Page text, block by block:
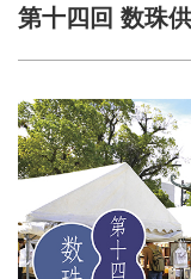
第十四回 数珠